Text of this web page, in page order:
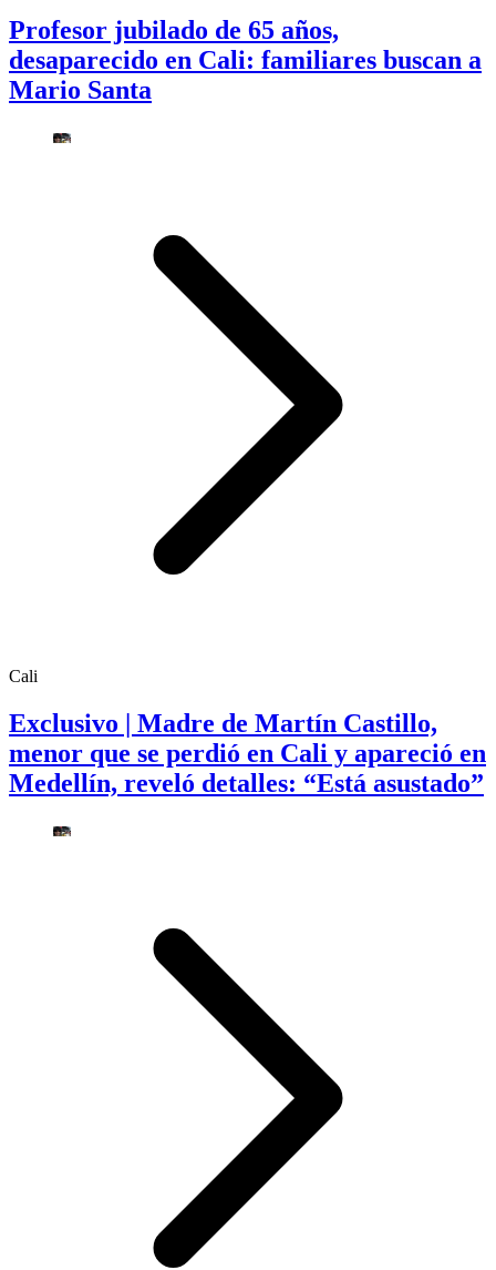
Profesor jubilado de 65 años,
desaparecido en Cali: familiares buscan a
Mario Santa
Cali
Exclusivo | Madre de Martín Castillo,
menor que se perdió en Cali y apareció en
Medellín, reveló detalles: “Está asustado”